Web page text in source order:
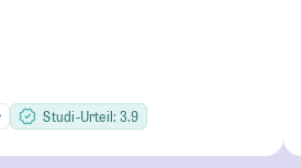
Studi-Urteil: 3.9